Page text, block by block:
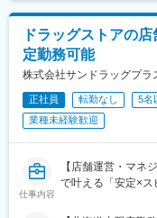
部駅(群馬県)、群
駅、小泉町駅(群馬
王駅、塩崎駅、磐
掛川駅、御厨駅(静
(静岡県)、源道寺駅
富士宮駅、上島駅
ベイ前駅、東富山
駅、四十万駅、野
温泉駅、穴水駅、
ドラッグストアの
定勤務可能
株式会社サンドラッグプ
正社員 転勤なし 5名
業種未経験歓迎
仕事内容
【店舗運営・マネ
で叶える「安定×ス